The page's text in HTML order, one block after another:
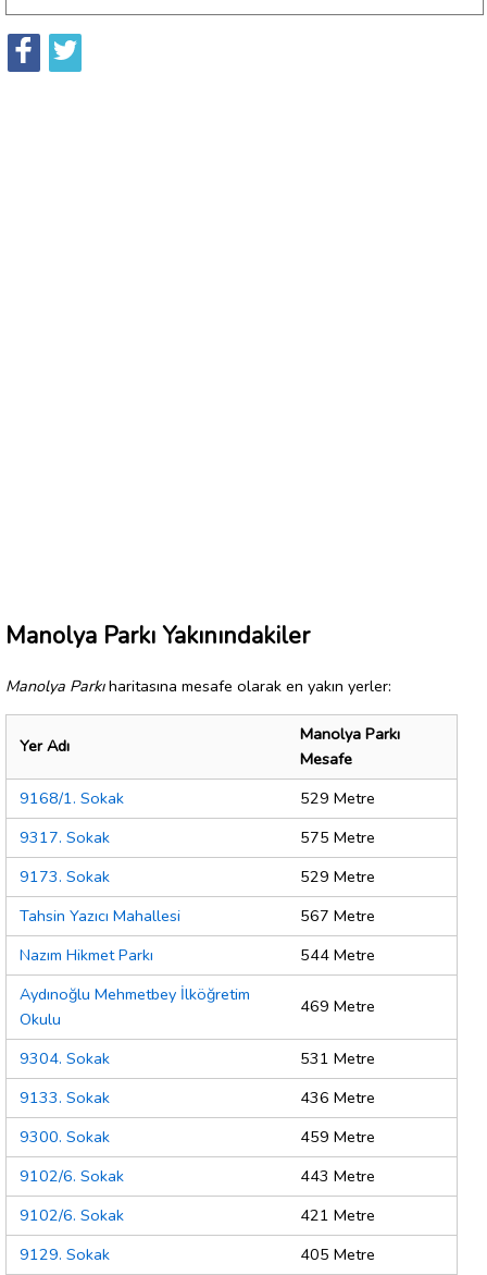
Manolya Parkı Yakınındakiler
Manolya Parkıharitasına mesafe olarak en yakın yerler:
Yer Adı
Manolya Parkı
Mesafe
9168/1. Sokak
529 Metre
9317. Sokak
575 Metre
9173. Sokak
529 Metre
Tahsin Yazıcı Mahallesi
567 Metre
Nazım Hikmet Parkı
544 Metre
Aydınoğlu Mehmetbey İlköğretim
Okulu
469 Metre
9304. Sokak
531 Metre
9133. Sokak
436 Metre
9300. Sokak
459 Metre
9102/6. Sokak
443 Metre
9102/6. Sokak
421 Metre
9129. Sokak
405 Metre